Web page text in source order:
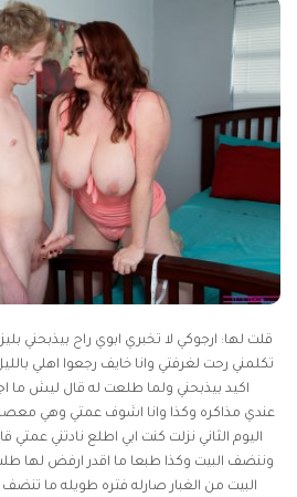
قلت لها: ارجوكي لا تخبري ابوي راح بيذبحني
تكلمني رحت لغرفتي وانا خايف رجعوا اهلي
اكيد بيذبحني ولما طلعت له قال ليش ما
عندي مذاكره وكذا وانا اشوف عمتي وهي معصبه
اليوم الثاني نزلت كنت ابي اطلع نادتني
وننضف البيت وكذا طبعا ما اقدر ارفض لها
البيت من الغبار صارله فتره طويله ما